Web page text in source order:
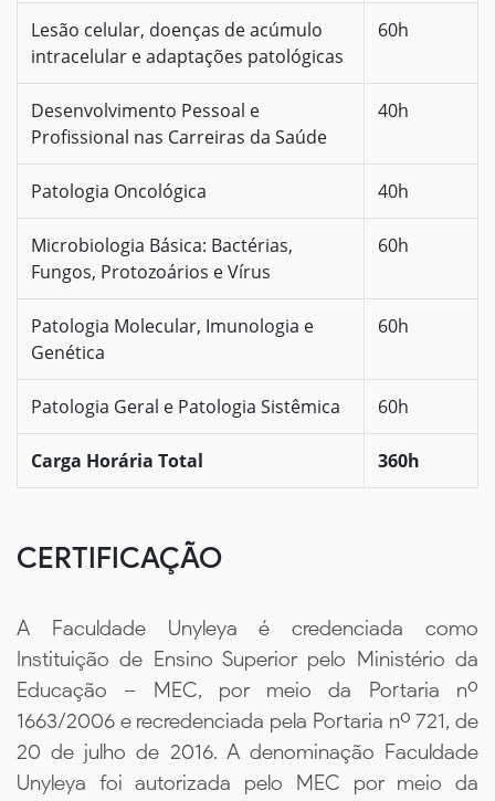
Lesão celular, doenças de acúmulo
intracelular e adaptações patológicas
60h
Desenvolvimento Pessoal e
Profissional nas Carreiras da Saúde
40h
Patologia Oncológica 40h
Microbiologia Básica: Bactérias,
Fungos, Protozoários e Vírus
60h
Patologia Molecular, Imunologia e
Genética
60h
Patologia Geral e Patologia Sistêmica 60h
Carga Horária Total 360h
CERTIFICAÇÃO
A Faculdade Unyleya é credenciada como
Instituição de Ensino Superior pelo Ministério da
Educação – MEC, por meio da Portaria nº
1663/2006 e recredenciada pela Portaria nº 721, de
20 de julho de 2016. A denominação Faculdade
Unyleya foi autorizada pelo MEC por meio da